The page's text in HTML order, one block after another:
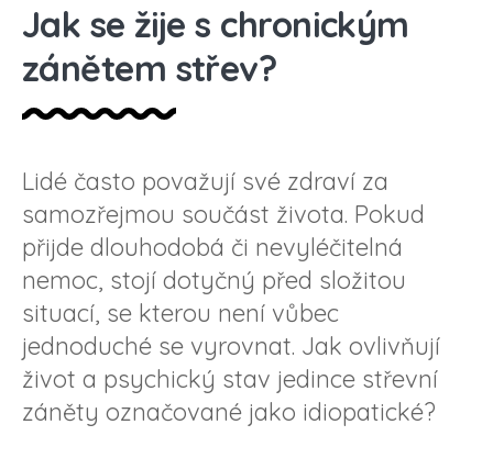
Jak se žije s chronickým
zánětem střev?
Lidé často považují své zdraví za
samozřejmou součást života. Pokud
přijde dlouhodobá či nevyléčitelná
nemoc, stojí dotyčný před složitou
situací, se kterou není vůbec
jednoduché se vyrovnat. Jak ovlivňují
život a psychický stav jedince střevní
záněty označované jako idiopatické?